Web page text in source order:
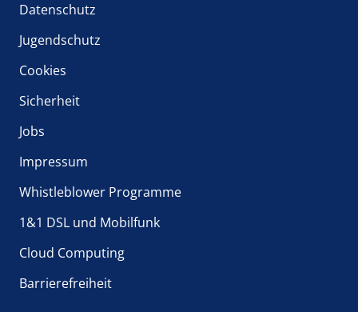
Datenschutz
Jugendschutz
Cookies
Sicherheit
Jobs
Impressum
Whistleblower Programme
1&1 DSL und Mobilfunk
Cloud Computing
Barrierefreiheit